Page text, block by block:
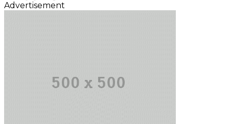
Advertisement